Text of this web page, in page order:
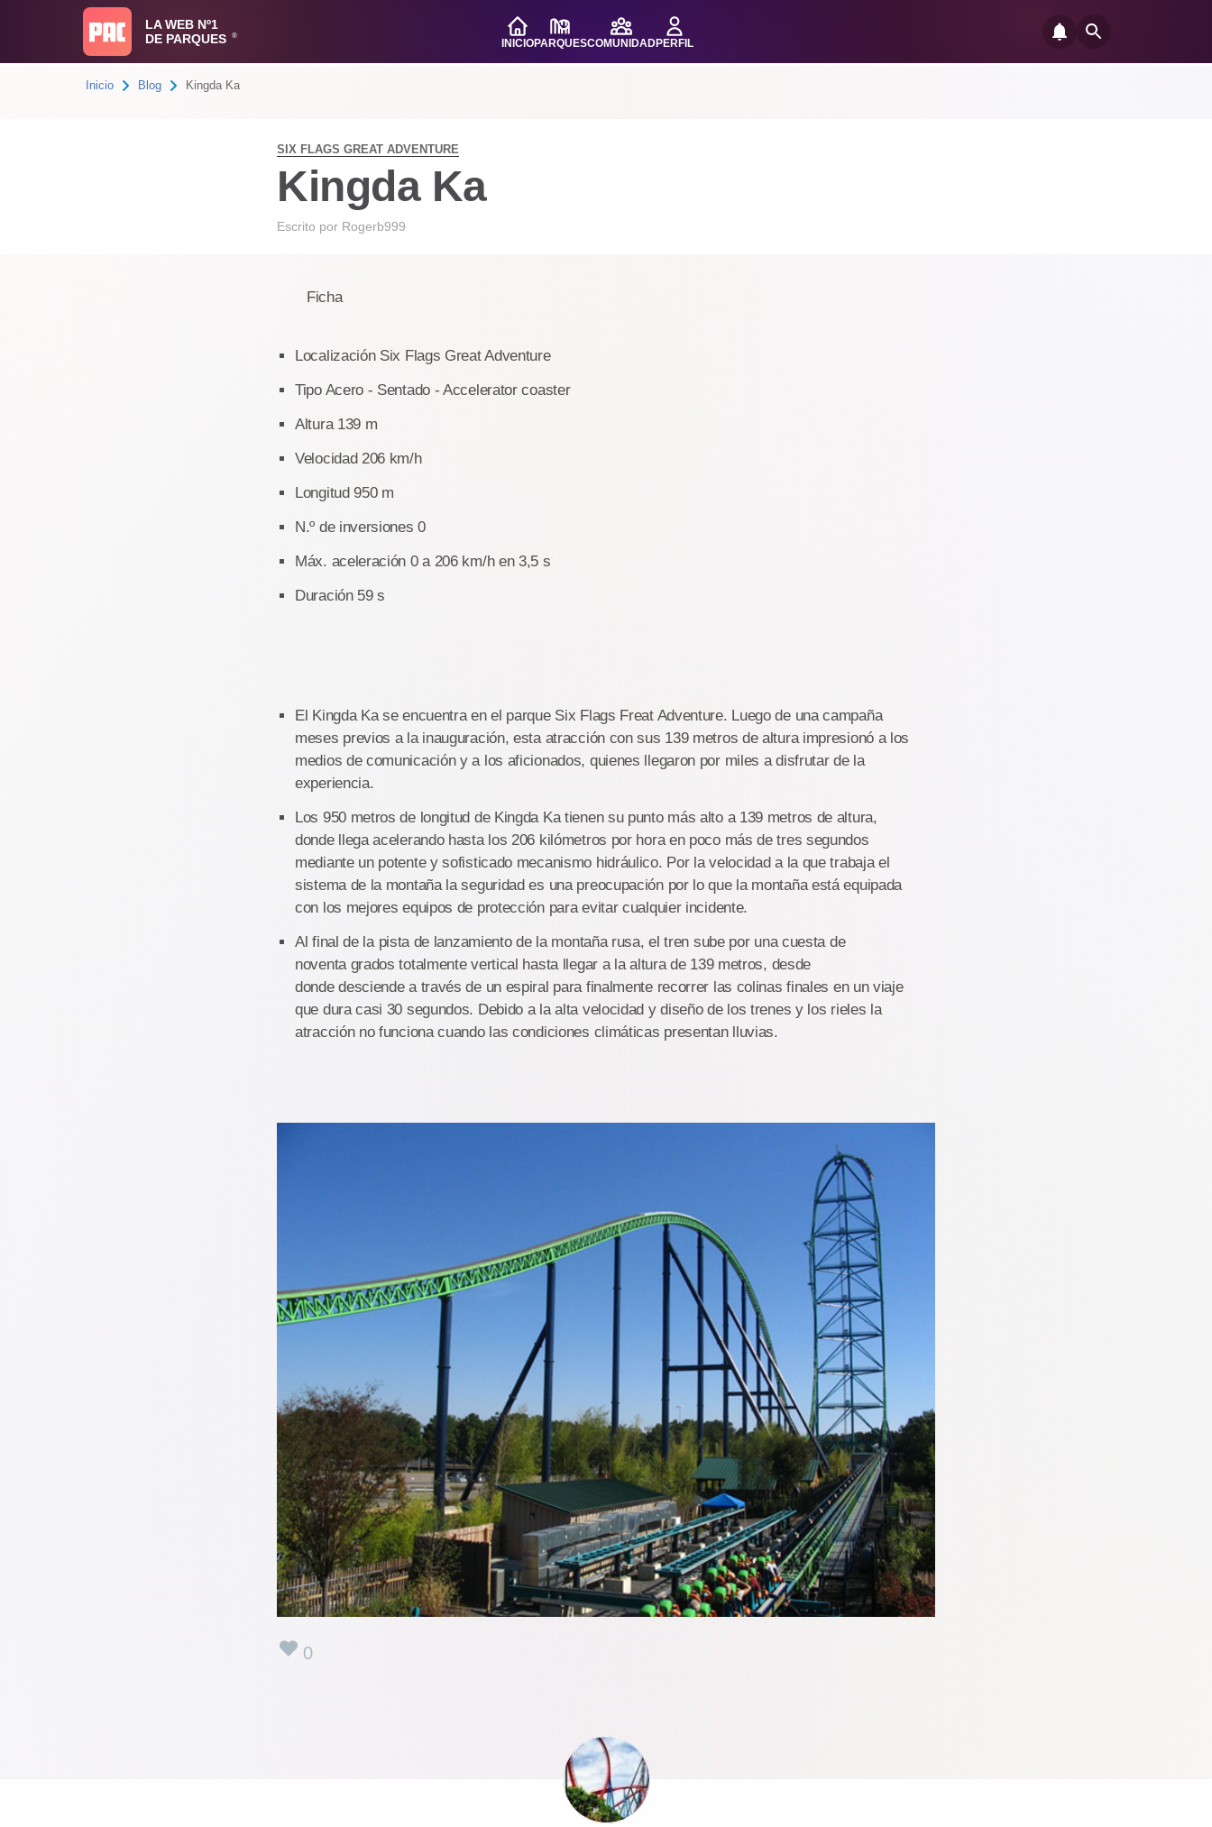
LA WEB Nº1
DE PARQUES
®
INICIOPARQUESCOMUNIDADPERFIL
Inicio Blog Kingda Ka
SIX FLAGS GREAT ADVENTURE
Kingda Ka
Escrito por Rogerb999
Ficha
Localización Six Flags Great Adventure
Tipo Acero - Sentado - Accelerator coaster
Altura 139 m
Velocidad 206 km/h
Longitud 950 m
N.º de inversiones 0
Máx. aceleración 0 a 206 km/h en 3,5 s
Duración 59 s
El Kingda Ka se encuentra en el parque Six Flags Freat Adventure. Luego de una campaña
meses previos a la inauguración, esta atracción con sus 139 metros de altura impresionó a los
medios de comunicación y a los aficionados, quienes llegaron por miles a disfrutar de la
experiencia.
Los 950 metros de longitud de Kingda Ka tienen su punto más alto a 139 metros de altura,
donde llega acelerando hasta los 206 kilómetros por hora en poco más de tres segundos
mediante un potente y sofisticado mecanismo hidráulico. Por la velocidad a la que trabaja el
sistema de la montaña la seguridad es una preocupación por lo que la montaña está equipada
con los mejores equipos de protección para evitar cualquier incidente.
Al final de la pista de lanzamiento de la montaña rusa, el tren sube por una cuesta de
noventa grados totalmente vertical hasta llegar a la altura de 139 metros, desde
donde desciende a través de un espiral para finalmente recorrer las colinas finales en un viaje
que dura casi 30 segundos. Debido a la alta velocidad y diseño de los trenes y los rieles la
atracción no funciona cuando las condiciones climáticas presentan lluvias.
0